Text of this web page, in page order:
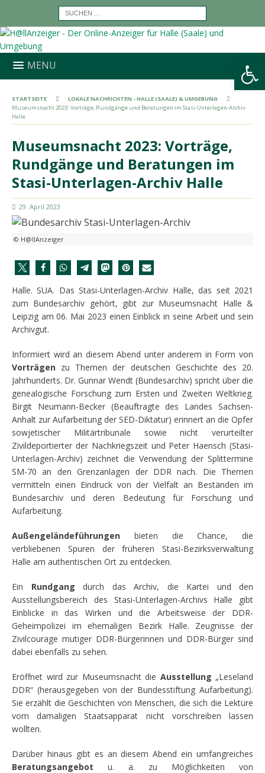
Werkzeugleiste öffnen
MENU
STARTSEITE
LOKALE NACHRICHTEN - HALLE (SAALE) & UMGEBUNG
Museumsnacht 2023: Vorträge, Rundgänge und Beratungen im Stasi-Unterlagen-Archiv
Halle
Museumsnacht 2023: Vorträge,
Rundgänge und Beratungen im
Stasi-Unterlagen-Archiv Halle
29. April 2023
© H@llAnzeiger
Halle. SUA. Das Stasi-Unterlagen-Archiv Halle, das seit 2021
zum Bundesarchiv gehört, gibt zur Museumsnacht Halle &
Leipzig am 06. Mai 2023 einen Einblick in seine Arbeit und sein
Archivgut.
Informiert wird an diesem Abend unter anderem in Form von
Vorträgen zu Themen der deutschen Geschichte des 20.
Jahrhunderts. Dr. Gunnar Wendt (Bundesarchiv) spricht über die
genealogische Forschung zum Ersten und Zweiten Weltkrieg.
Birgit Neumann-Becker (Beauftragte des Landes Sachsen-
Anhalt zur Aufarbeitung der SED-Diktatur) erinnert an die Opfer
sowjetischer Militärtribunale sowie nicht verurteilter
Zivildeportierter der Nachkriegszeit und Peter Haensch (Stasi-
Unterlagen-Archiv) zeichnet die Verwendung der Splittermine
SM-70 an den Grenzanlagen der DDR nach. Die Themen
vermitteln einen Eindruck von der Vielfalt an Beständen im
Bundesarchiv und deren Bedeutung für Forschung und
Aufarbeitung.
Außengeländeführungen bieten die Chance, die
verbliebenen Spuren der früheren Stasi-Bezirksverwaltung
Halle am authentischen Ort zu entdecken.
Ein Rundgang durch das Archiv, die Kartei und den
Ausstellungsbereich des Stasi-Unterlagen-Archivs Halle gibt
Einblicke in das Wirken und die Arbeitsweise der DDR-
Geheimpolizei im ehemaligen Bezirk Halle. Zeugnisse der
Zivilcourage mutiger DDR-Bürgerinnen und DDR-Bürger sind
dabei ebenfalls zu sehen.
Eröffnet wird zur Museumsnacht die Ausstellung „Leseland
DDR“ (herausgegeben von der Bundesstiftung Aufarbeitung).
Sie erzählt die Geschichten von Menschen, die sich die Lektüre
vom damaligen Staatsapparat nicht vorschreiben lassen
wollten.
Darüber hinaus gibt es an diesem Abend ein umfangreiches
Beratungsangebot u. a. zu Möglichkeiten von